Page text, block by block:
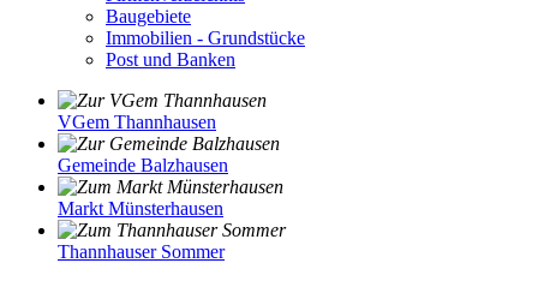
Baugebiete
Immobilien - Grundstücke
Post und Banken
VGem Thannhausen
Gemeinde Balzhausen
Markt Münsterhausen
Thannhauser Sommer